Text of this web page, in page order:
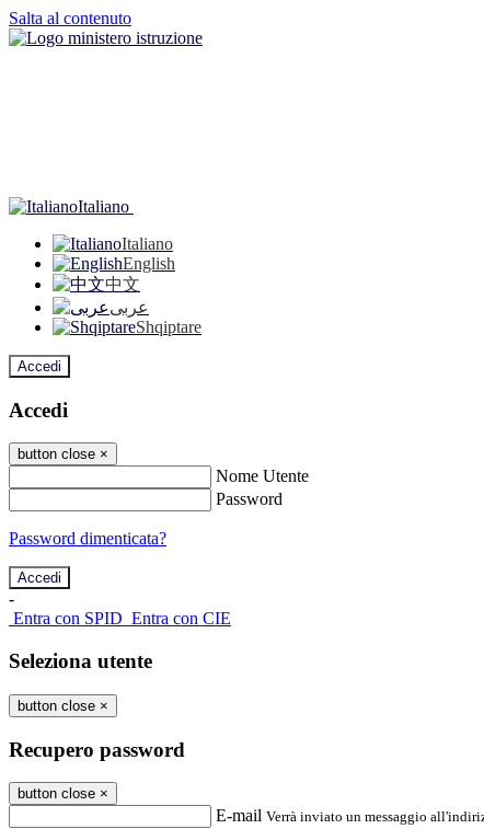
Salta al contenuto
Italiano
Italiano
English
中文
عربى
Shqiptare
Accedi
Accedi
button close ×
Nome Utente
Password
Password dimenticata?
-
Entra con SPID Entra con CIE
Seleziona utente
button close ×
Recupero password
button close ×
E-mail Verrà inviato un messaggio